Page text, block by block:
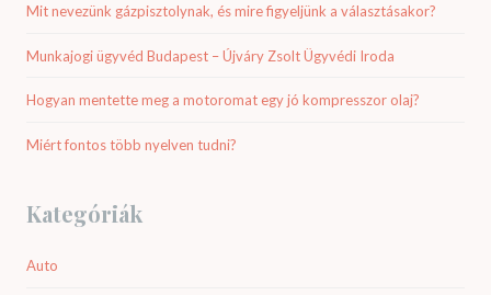
Mit nevezünk gázpisztolynak, és mire figyeljünk a választásakor?
Munkajogi ügyvéd Budapest – Újváry Zsolt Ügyvédi Iroda
Hogyan mentette meg a motoromat egy jó kompresszor olaj?
Miért fontos több nyelven tudni?
Kategóriák
Auto